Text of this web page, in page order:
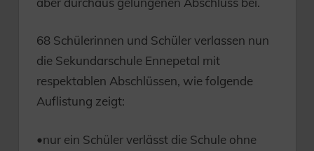
68 Schülerinnen und Schüler verlassen nun
die Sekundarschule Ennepetal mit
respektablen Abschlüssen, wie folgende
Auflistung zeigt:
•nur ein Schüler verlässt die Schule ohne